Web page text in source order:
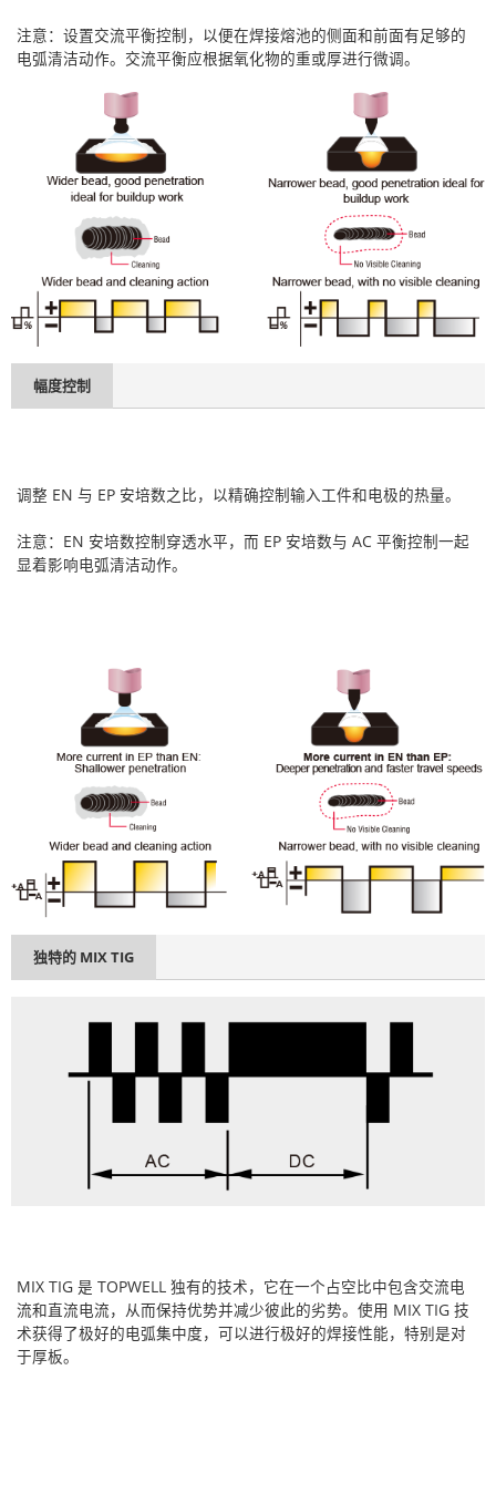
注意：设置交流平衡控制，以便在焊接熔池的侧面和前面有足够的
电弧清洁动作。交流平衡应根据氧化物的重或厚进行微调。
幅度控制
调整 EN 与 EP 安培数之比，以精确控制输入工件和电极的热量。
注意：EN 安培数控制穿透水平，而 EP 安培数与 AC 平衡控制一起
显着影响电弧清洁动作。
独特的 MIX TIG
MIX TIG 是 TOPWELL 独有的技术，它在一个占空比中包含交流电
流和直流电流，从而保持优势并减少彼此的劣势。使用 MIX TIG 技
术获得了极好的电弧集中度，可以进行极好的焊接性能，特别是对
于厚板。